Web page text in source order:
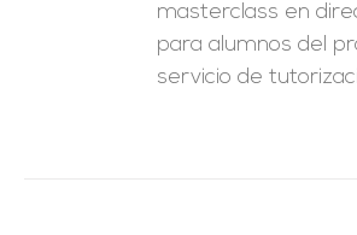
masterclass en
para alumnos del
servicio de